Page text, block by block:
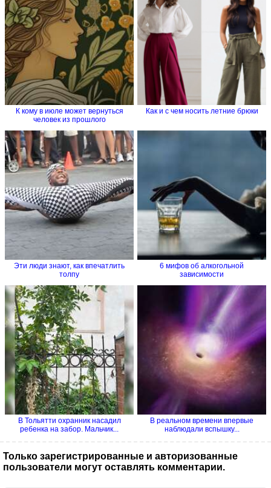
К кому в июле может вернуться
человек из прошлого
Как и с чем носить летние брюки
Эти люди знают, как впечатлить
толпу
6 мифов об алкогольной
зависимости
В Тольятти охранник насадил
ребенка на забор. Мальчик...
В реальном времени впервые
наблюдали вспышку...
Только зарегистрированные и авторизованные
пользователи могут оставлять комментарии.